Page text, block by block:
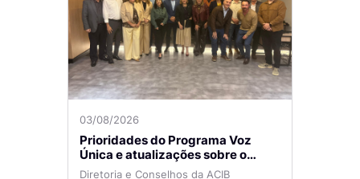
03/08/2026
Prioridades do Programa Voz
Única e atualizações sobre o
Aeroporto de Navegantes são
Diretoria e Conselhos da ACIB